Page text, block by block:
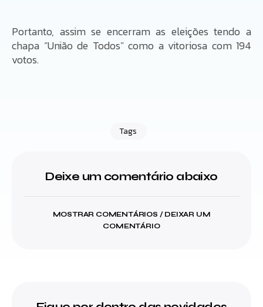
Portanto, assim se encerram as eleições tendo a
chapa “União de Todos” como a vitoriosa com 194
votos.
Tags
Deixe um comentário abaixo
MOSTRAR COMENTÁRIOS / DEIXAR UM
COMENTÁRIO